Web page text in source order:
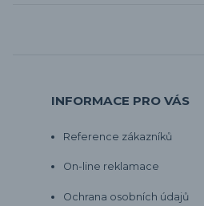
INFORMACE PRO VÁS
Reference zákazníků
On-line reklamace
Ochrana osobních údajů